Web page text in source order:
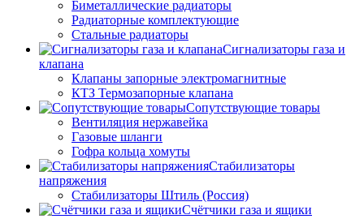
Биметаллические радиаторы
Радиаторные комплектующие
Стальные радиаторы
Сигнализаторы газа и
клапана
Клапаны запорные электромагнитные
КТЗ Термозапорные клапана
Сопутствующие товары
Вентиляция нержавейка
Газовые шланги
Гофра кольца хомуты
Стабилизаторы
напряжения
Стабилизаторы Штиль (Россия)
Счётчики газа и ящики